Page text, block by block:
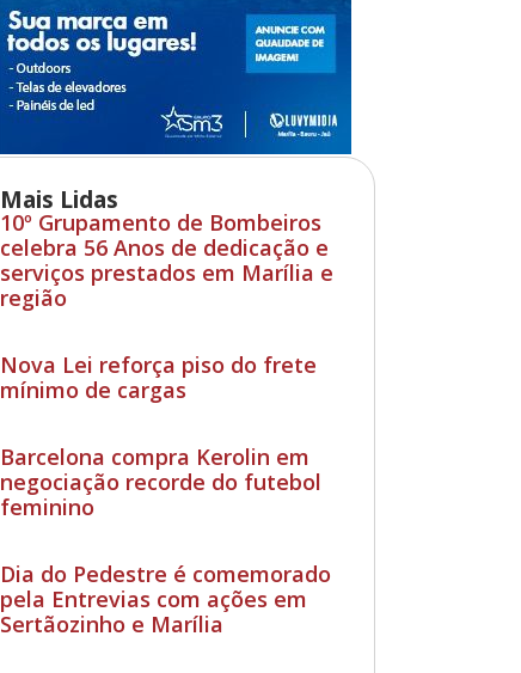
Mais Lidas
10º Grupamento de Bombeiros
celebra 56 Anos de dedicação e
serviços prestados em Marília e
região
Nova Lei reforça piso do frete
mínimo de cargas
Barcelona compra Kerolin em
negociação recorde do futebol
feminino
Dia do Pedestre é comemorado
pela Entrevias com ações em
Sertãozinho e Marília